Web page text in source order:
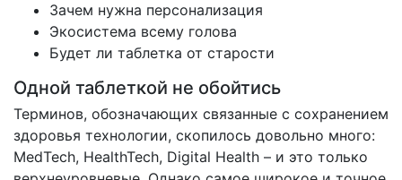
Зачем нужна персонализация
Экосистема всему голова
Будет ли таблетка от старости
Одной таблеткой не обойтись
Терминов, обозначающих связанные с сохранением
здоровья технологии, скопилось довольно много:
MedTech, HealthTech, Digital Health – и это только